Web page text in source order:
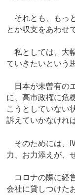
それとも、もっ
とか収支をあわせ
私としては、大
ていきたいという
日本が未曽有の
に、高市政権に危
こうとしていない
訴えていかなけれ
そのためには、
力、お力添えが、
コロナの際に経
会社に貸しつけた